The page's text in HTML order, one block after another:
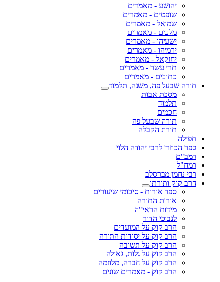
יהושע - מאמרים
שופטים - מאמרים
שמואל - מאמרים
מלכים - מאמרים
ישעיהו - מאמרים
ירמיהו - מאמרים
יחזקאל - מאמרים
תרי עשר - מאמרים
כתובים - מאמרים
תורה שבעל פה, משנה, תלמוד
מסכת אבות
תלמוד
חכמים
תורה שבעל פה
תורת הקבלה
תפילה
ספר הכוזרי לרבי יהודה הלוי
רמב"ם
רמח"ל
רבי נחמן מברסלב
הרב קוק ותורתו
ספר אורות - סיכומי שיעורים
אורות התורה
מידות הראי"ה
לנבוכי הדור
הרב קוק על המועדים
הרב קוק על יסודות התורה
הרב קוק על תשובה
הרב קוק על גלות, גאולה
הרב קוק על חברה, מלחמה
הרב קוק - מאמרים שונים